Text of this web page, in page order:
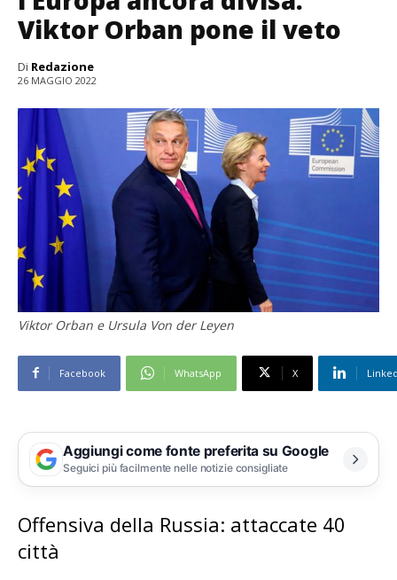
Viktor Orban pone il veto
Di Redazione
26 MAGGIO 2022
Viktor Orban e Ursula Von der Leyen
Facebook WhatsApp X
Aggiungi come fonte preferita su Google
Seguici più facilmente nelle notizie consigliate
Offensiva della Russia: attaccate 40
città